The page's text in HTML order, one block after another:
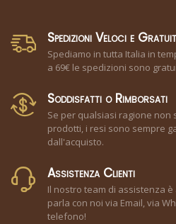
Spedizioni Veloci e
Spediamo in tutta Italia in
a 69€ le spedizioni sono
Soddisfatti o Rimborsati
Se per qualsiasi ragione
prodotti, i resi sono sempre
dall'acquisto.
Assistenza Clienti
Il nostro team di assistenza
parla con noi via Email, via
telefono!